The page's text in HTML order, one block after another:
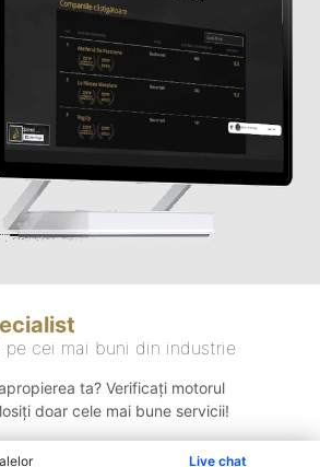
Live chat
pe cei mai buni din industrie
ta? Verificați motorul
doar cele mai bune servicii!